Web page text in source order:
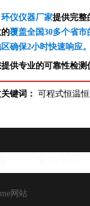
环仪仪器厂家提供完整
覆盖全国30多个省
确保2小时快速响应
供专业的可靠性检测
键词： 可程式恒温
网站